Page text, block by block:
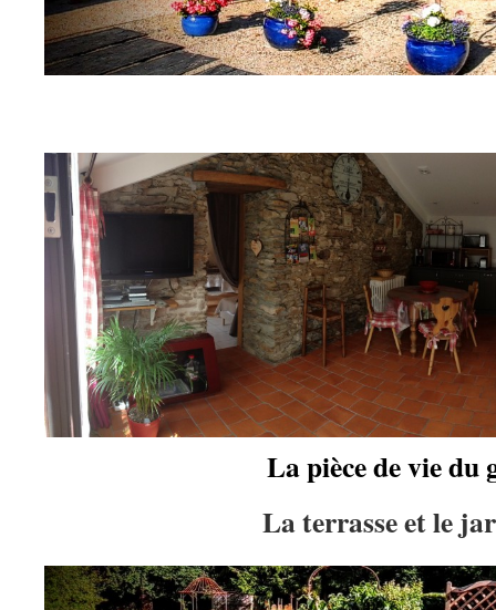
La pièce de vie du
La terrasse et le